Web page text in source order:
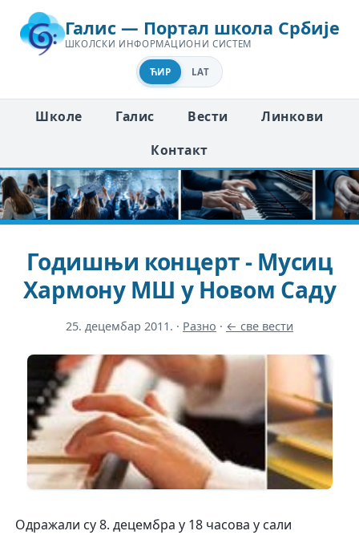
Галис — Портал школа Србије
ШКОЛСКИ ИНФОРМАЦИОНИ СИСТЕМ
ЋИР LAT
Школе Галис Вести
Линкови
Контакт
Годишњи концерт - Мусиц
Хармонy МШ у Новом Саду
25. децембар 2011. · Разно · ← све вести
Одражали су 8. децембра у 18 часова у сали